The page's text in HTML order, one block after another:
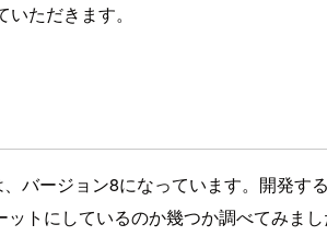
ただきます。
バージョン8になっています。開発す
トにしているのか幾つか調べてみま